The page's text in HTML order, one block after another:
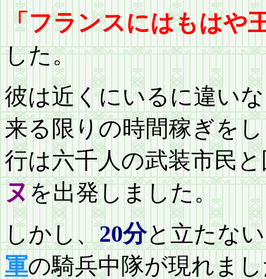
「フランスにはもはや
した。
彼は近くにいるに違い
来る限りの時間稼ぎを
行は六千人の武装市民
ヌを出発しました。
しかし、20分と立たな
軍の騎兵中隊が現れま